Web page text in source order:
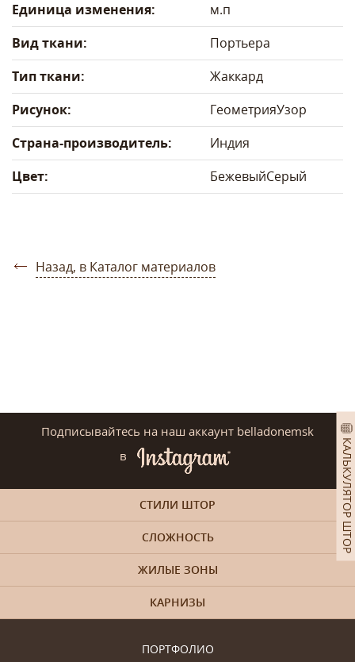
КАЛЬКУЛЯТОР ШТОР
Единица изменения:
м.п
Вид ткани:
Портьера
Тип ткани:
Жаккард
Рисунок:
ГеометрияУзор
Страна-производитель:
Индия
Цвет:
БежевыйСерый
Назад, в Каталог материалов
Подписывайтесь на наш аккаунт belladonemsk
в
ПОРТФОЛИО
СТИЛИ ШТОР
СЛОЖНОСТЬ
ЖИЛЫЕ ЗОНЫ
КАРНИЗЫ